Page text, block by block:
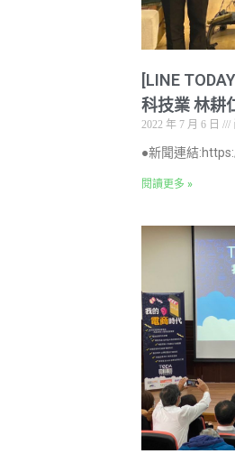
[LINE
科技業 林耕
2022 年 7 月 6 日
●新聞連結
閱讀更多 »